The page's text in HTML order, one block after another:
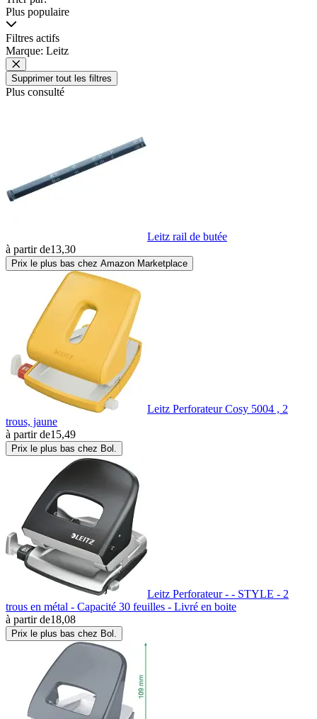
Plus populaire
Filtres actifs
Marque: Leitz
Supprimer tout les filtres
Plus consulté
Leitz rail de butée
à partir de13,30
Prix le plus bas chez Amazon Marketplace
Leitz Perforateur Cosy 5004 , 2
trous, jaune
à partir de15,49
Prix le plus bas chez Bol.
Leitz Perforateur - - STYLE - 2
trous en métal - Capacité 30 feuilles - Livré en boite
à partir de18,08
Prix le plus bas chez Bol.